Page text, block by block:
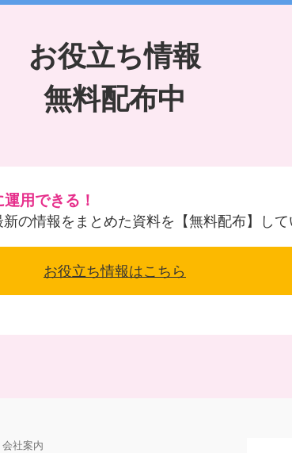
お役立ち情報
無料配布中
用できる！
の情報をまとめた資料を【無料配布】し
お役立ち情報はこちら
会社案内